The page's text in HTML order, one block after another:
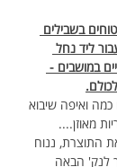
כ 40 ק"מ שטוחים בשבילים
ליד נחל
במושבים -
כמה ואיפה שיבוא
מאוזן....
התוצרת, ננוח
לנק' הבאה